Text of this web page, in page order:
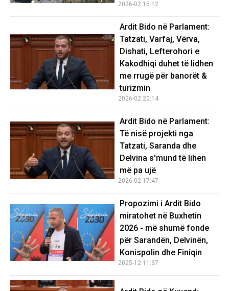
2026-02 15:12
Ardit Bido në Parlament:
Tatzati, Varfaj, Vërva,
Dishati, Lefterohori e
Kakodhiqi duhet të lidhen
me rrugë për banorët &
turizmin
2026-02 20:14
Ardit Bido në Parlament:
Të nisë projekti nga
Tatzati, Saranda dhe
Delvina s'mund të lihen
më pa ujë
2026-02 17:47
Propozimi i Ardit Bido
miratohet në Buxhetin
2026 - më shumë fonde
për Sarandën, Delvinën,
Konispolin dhe Finiqin
2025-12 11:37